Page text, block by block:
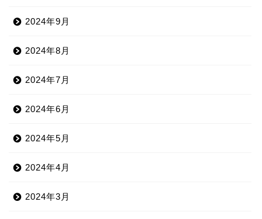
2024年9月
2024年8月
2024年7月
2024年6月
2024年5月
2024年4月
2024年3月